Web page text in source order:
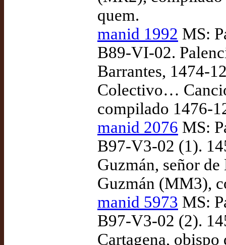
quem.
manid 1992 MS:
B89-VI-02.
Barrantes, 1474-
Colectivo…
compilado 1476-
manid 2076 MS:
B97-V3-02 (1).
Guzmán, señor de
Guzmán (MM3),
manid 5973 MS:
B97-V3-02 (2).
Cartagena, obispo